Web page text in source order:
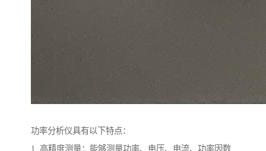
功率分析仪具有以下特点：
1. 高精度测量：能够测量功率、电压、电流、功率因数